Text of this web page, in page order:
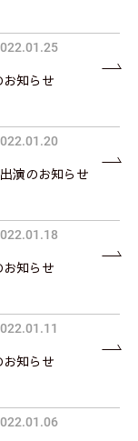
知らせ
演のお知らせ
知らせ
知らせ